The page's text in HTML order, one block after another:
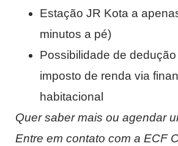
Estação JR Kota a
minutos a pé)
Possibilidade de
imposto de renda via
habitacional
Quer saber mais ou agendar
Entre em contato com a ECF